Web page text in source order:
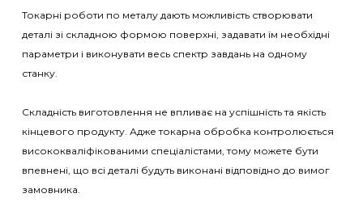
Токарні роботи по металу дають можливість створювати
деталі зі складною формою поверхні, задавати їм необхідні
параметри і виконувати весь спектр завдань на одному
станку.
Складність виготовлення не впливає на успішність та якість
кінцевого продукту. Адже токарна обробка контролюється
висококваліфікованими спеціалістами, тому можете бути
впевнені, що всі деталі будуть виконані відповідно до вимог
замовника.